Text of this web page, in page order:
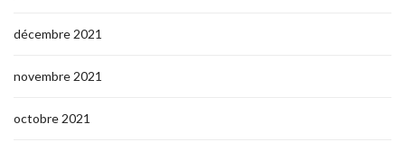
décembre 2021
novembre 2021
octobre 2021